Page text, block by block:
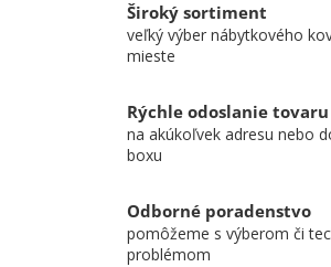
Široký sortiment
veľký výber nábytkového
mieste
Rýchle odoslanie tovaru
na akúkoľvek adresu nebo
boxu
Odborné poradenstvo
pomôžeme s výberom či
problémom